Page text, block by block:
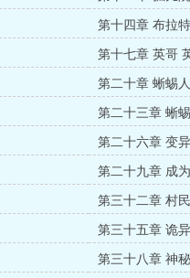
第十四章 布拉
第十七章 英哥
第二十章 蜥蜴
第二十三章 蜥
第二十六章 变
第二十九章 成
第三十二章 村
第三十五章 诡
第三十八章 神